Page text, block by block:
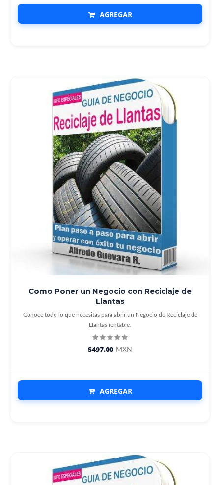
AGREGAR
Como Poner un Negocio con Reciclaje de
Llantas
Conoce todo lo que necesitas para abrir un Negocio de Reciclaje de
Llantas rentable.
$497.00 MXN
AGREGAR